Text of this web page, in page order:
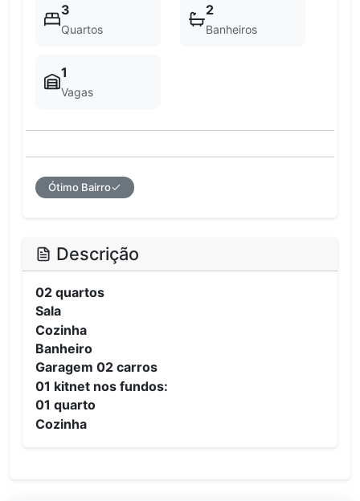
3
Quartos
2
Banheiros
1
Vagas
Ótimo Bairro
Descrição
02 quartos
Sala
Cozinha
Banheiro
Garagem 02 carros
01 kitnet nos fundos:
01 quarto
Cozinha